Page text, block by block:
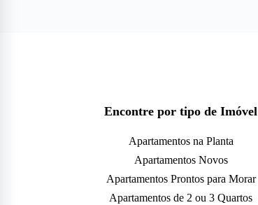
Encontre por tipo de Imóvel
Apartamentos na Planta
Apartamentos Novos
Apartamentos Prontos para Morar
Apartamentos de 2 ou 3 Quartos